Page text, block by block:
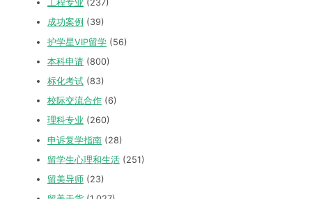
工程专业 (237)
成功案例 (39)
护学星VIP留学 (56)
本科申请 (800)
标化考试 (83)
校际交流合作 (6)
理科专业 (260)
申诉复学指南 (28)
留学生心理和生活 (251)
留美导师 (23)